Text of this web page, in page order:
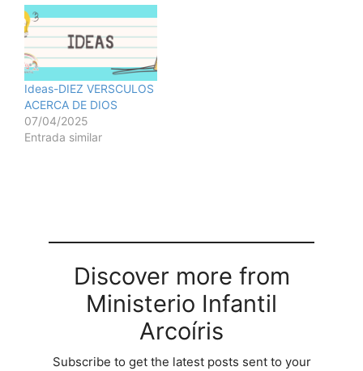
Ideas-DIEZ VERSCULOS
ACERCA DE DIOS
07/04/2025
Entrada similar
Discover more from
Ministerio Infantil
Arcoíris
Subscribe to get the latest posts sent to your